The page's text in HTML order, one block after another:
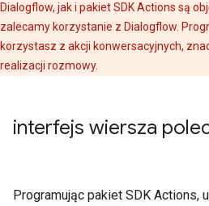
Dialogflow, jak i pakiet SDK Actions są
zalecamy korzystanie z Dialogflow.
korzystasz z akcji konwersacyjnych,
realizacji rozmowy.
interfejs wiersza
Programując pakiet SDK Actions,